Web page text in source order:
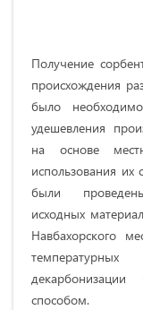
Получение
происхождения
было
удешевления
на основе
использования
были
исходных
Навбахорского
декарбонизации
способом.